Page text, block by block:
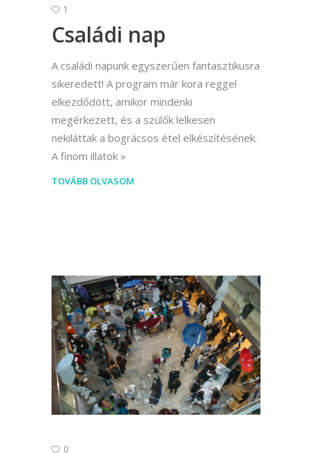
1
Családi nap
A családi napunk egyszerűen fantasztikusra
sikeredett! A program már kora reggel
elkezdődött, amikor mindenki
megérkezett, és a szülők lelkesen
nekiláttak a bográcsos étel elkészítésének.
A finom illatok
TOVÁBB OLVASOM
0